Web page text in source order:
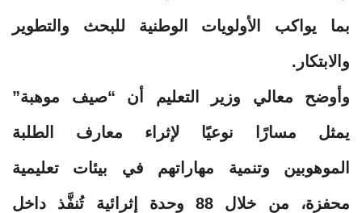
بما يواكب الأولويات الوطنية للبحث والتطوير
والابتكار.
وأوضح معالي وزير التعليم أن “صيف موهبة”
يمثل مسارًا نوعيًا لإثراء معارف الطلبة
الموهوبين وتنمية مهاراتهم في بيئات تعليمية
محفزة، من خلال 88 وحدة إثرائية تُنفَّذ داخل